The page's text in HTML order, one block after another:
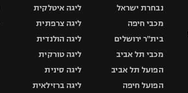
נבחרת ישראל
מכבי חיפה
בית"ר ירושלים
מכבי תל אביב
הפועל תל אביב
הפועל חיפה
ליגה איטלקית
ליגה צרפתית
ליגה הולנדית
ליגה טורקית
ליגה סינית
ליגה ברזילאית